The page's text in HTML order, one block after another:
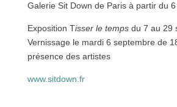
Galerie Sit Down de Paris à partir du
Exposition Tisser le tempsdu 7 au 29
Vernissage le mardi 6 septembre de
présence des artistes
www.sitdown.fr